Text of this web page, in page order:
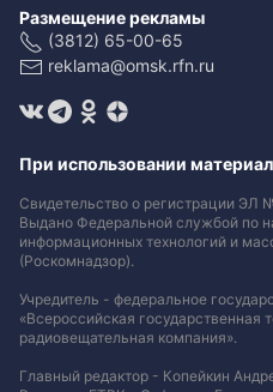
Размещение рекламы
(3812) 65-00-65
reklama@omsk.rfn.ru
При использовании
Свидетельство о регистрации ЭЛ
Выдано Федеральной службой по
информационных технологий и
(Роскомнадзор).
Учредитель - федеральное
«Всероссийская государственная
радиовещательная компания».
Главный редактор - Копейкин